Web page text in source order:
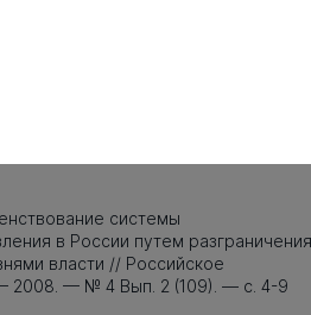
системы
в России путем разграничения
власти // Российское
2008. — № 4 Вып. 2 (109). — c. 4-9